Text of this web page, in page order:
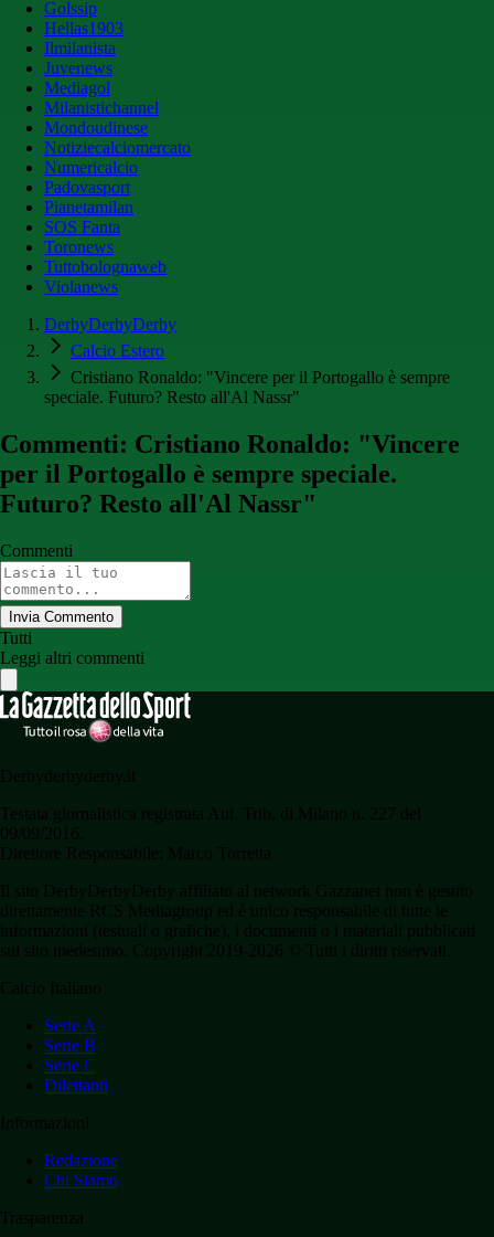
Golssip
Hellas1903
Ilmilanista
Juvenews
Mediagol
Milanistichannel
Mondoudinese
Notiziecalciomercato
Numericalcio
Padovasport
Pianetamilan
SOS Fanta
Toronews
Tuttobolognaweb
Violanews
DerbyDerbyDerby
Calcio Estero
Cristiano Ronaldo: "Vincere per il Portogallo è sempre
speciale. Futuro? Resto all'Al Nassr"
Commenti: Cristiano Ronaldo: "Vincere
per il Portogallo è sempre speciale.
Futuro? Resto all'Al Nassr"
Commenti
Invia Commento
Tutti
Leggi altri commenti
Serie A
Serie B
Serie C
Dilettanti
Redazione
Chi Siamo